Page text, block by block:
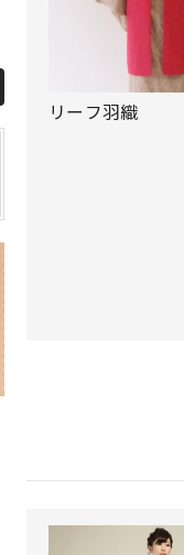
リーフ羽織